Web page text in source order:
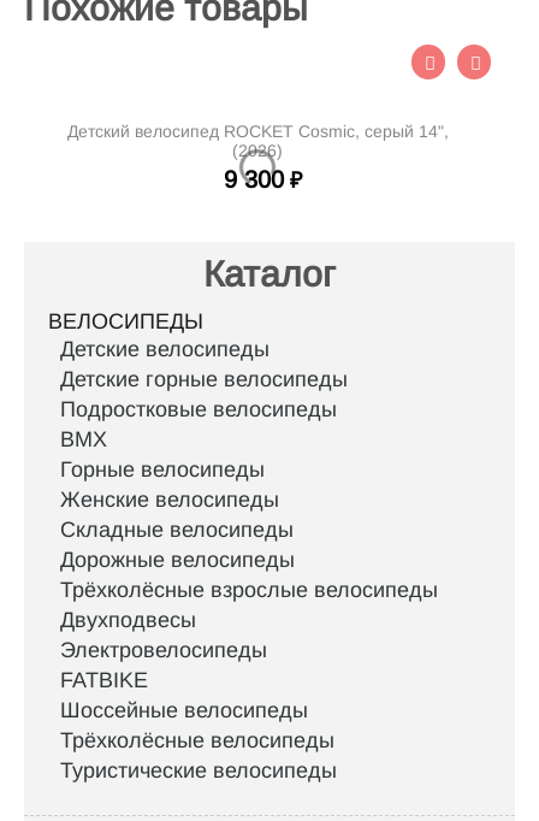
Похожие товары
Детский велосипед ROCKET Cosmic, серый 14",
(2026)
9 300 ₽
Каталог
ВЕЛОСИПЕДЫ
Детские велосипеды
Детские горные велосипеды
Подростковые велосипеды
BMX
Горные велосипеды
Женские велосипеды
Складные велосипеды
Дорожные велосипеды
Трёхколёсные взрослые велосипеды
Двухподвесы
Электровелосипеды
FATBIKE
Шоссейные велосипеды
Трёхколёсные велосипеды
Туристические велосипеды